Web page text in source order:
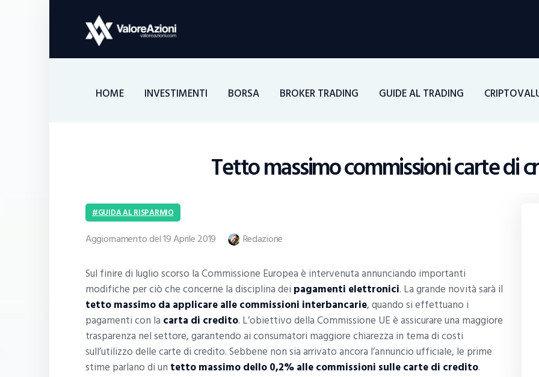
HOME INVESTIMENTI BORSA BROKER TRADING GUIDE AL TRADING
Tetto massimo commissioni carte di
Home
Investimenti
BROKER TRADING
Criptovalute
GUIDA AL RISPARMIO
Aggiornamento del 19 Aprile 2019 Redazione
Sul finire di luglio scorso la Commissione Europea è intervenuta annunciando importanti
modifiche per ciò che concerne la disciplina dei pagamenti elettronici. La grande novità sarà il
tetto massimo da applicare alle commissioni interbancarie, quando si effettuano i
pagamenti con la carta di credito. L’obiettivo della Commissione UE è assicurare una maggiore
trasparenza nel settore, garantendo ai consumatori maggiore chiarezza in tema di costi
sull’utilizzo delle carte di credito. Sebbene non sia arrivato ancora l’annuncio ufficiale, le prime
stime parlano di un tetto massimo dello 0,2% alle commissioni sulle carte di credito.